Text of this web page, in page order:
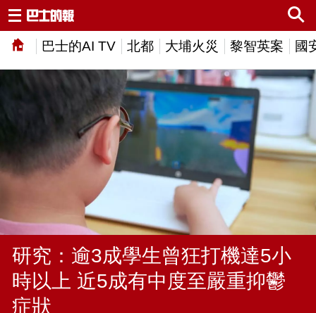
巴士的AI TV 北都 大埔火災 黎智英案 國
研究：逾3成學生曾狂打機達5小
時以上 近5成有中度至嚴重抑鬱
症狀